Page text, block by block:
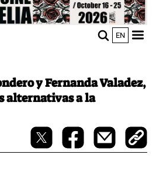
EN
y Fernanda Valadez,
alternativas a la